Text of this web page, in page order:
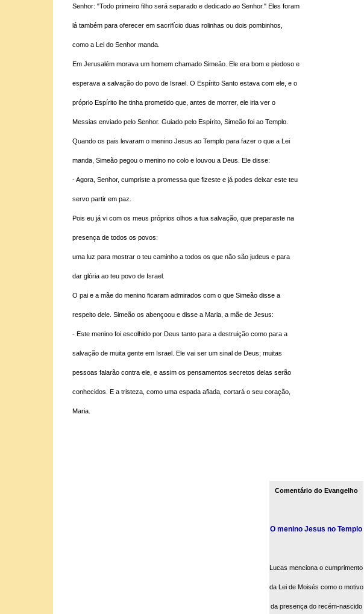
Senhor: "Todo primeiro filho será separado e dedicado ao Senhor." Eles foram
lá também para oferecer em sacrifício duas rolinhas ou dois pombinhos,
como a Lei do Senhor manda.
Em Jerusalém morava um homem chamado Simeão. Ele era bom e piedoso e
esperava a salvação do povo de Israel. O Espírito Santo estava com ele, e o
próprio Espírito lhe tinha prometido que, antes de morrer, ele iria ver o
Messias enviado pelo Senhor. Guiado pelo Espírito, Simeão foi ao Templo.
Quando os pais levaram o menino Jesus ao Templo para fazer o que a Lei
manda, Simeão pegou o menino no colo e louvou a Deus. Ele disse:
- Agora, Senhor, cumpriste a promessa que fizeste e já podes deixar este teu
servo partir em paz.
Pois eu já vi com os meus próprios olhos a tua salvação, que preparaste na
presença de todos os povos:
uma luz para mostrar o teu caminho a todos os que não são judeus e para
dar glória ao teu povo de Israel.
O pai e a mãe do menino ficaram admirados com o que Simeão disse a
respeito dele. Simeão os abençoou e disse a Maria, a mãe de Jesus:
- Este menino foi escolhido por Deus tanto para a destruição como para a
salvação de muita gente em Israel. Ele vai ser um sinal de Deus; muitas
pessoas falarão contra ele, e assim os pensamentos secretos delas serão
conhecidos. E a tristeza, como uma espada afiada, cortará o seu coração,
Maria.
Comentário do Evangelho
O menino Jesus no Templo
Lucas menciona o cumprimento
da Lei de Moisés como o motivo
da presença do recém-nascido